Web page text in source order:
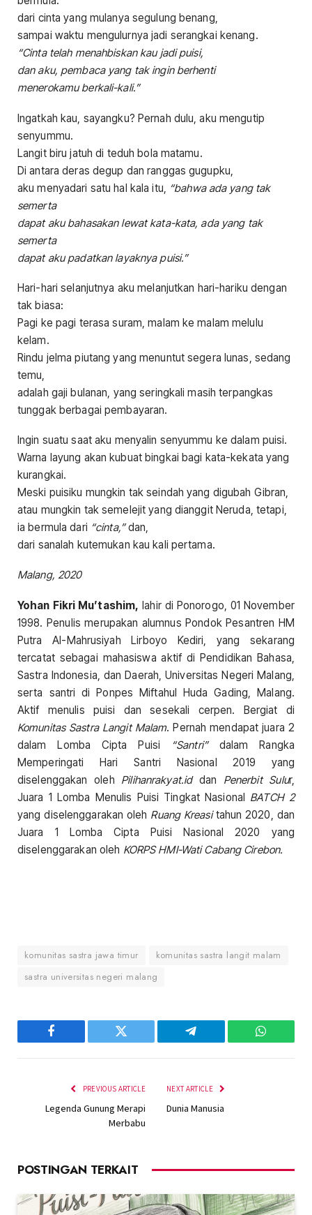
dari cinta yang mulanya segulung benang,
sampai waktu mengulurnya jadi serangkai kenang.
“Cinta telah menahbiskan kau jadi puisi,
dan aku, pembaca yang tak ingin berhenti
menerokamu berkali-kali.”
Ingatkah kau, sayangku? Pernah dulu, aku mengutip
senyummu.
Langit biru jatuh di teduh bola matamu.
Di antara deras degup dan ranggas gugupku,
aku menyadari satu hal kala itu, “bahwa ada yang tak
semerta
dapat aku bahasakan lewat kata-kata, ada yang tak
semerta
dapat aku padatkan layaknya puisi.”
Hari-hari selanjutnya aku melanjutkan hari-hariku dengan
tak biasa:
Pagi ke pagi terasa suram, malam ke malam melulu
kelam.
Rindu jelma piutang yang menuntut segera lunas, sedang
temu,
adalah gaji bulanan, yang seringkali masih terpangkas
tunggak berbagai pembayaran.
Ingin suatu saat aku menyalin senyummu ke dalam puisi.
Warna layung akan kubuat bingkai bagi kata-kekata yang
kurangkai.
Meski puisiku mungkin tak seindah yang digubah Gibran,
atau mungkin tak semelejit yang dianggit Neruda, tetapi,
ia bermula dari “cinta,”dan,
dari sanalah kutemukan kau kali pertama.
Malang, 2020
Yohan Fikri Mu’tashim, lahir di Ponorogo, 01 November
1998. Penulis merupakan alumnus Pondok Pesantren HM
Putra Al-Mahrusiyah Lirboyo Kediri, yang sekarang
tercatat sebagai mahasiswa aktif di Pendidikan Bahasa,
Sastra Indonesia, dan Daerah, Universitas Negeri Malang,
serta santri di Ponpes Miftahul Huda Gading, Malang.
Aktif menulis puisi dan sesekali cerpen. Bergiat di
Komunitas Sastra Langit Malam. Pernah mendapat juara 2
dalam Lomba Cipta Puisi
“Santri”dalam Rangka
Memperingati Hari Santri Nasional 2019 yang
diselenggakan oleh Pilihanrakyat.iddan Penerbit Sulur,
Juara 1 Lomba Menulis Puisi Tingkat Nasional BATCH 2
yang diselenggarakan oleh Ruang Kreasitahun 2020, dan
Juara 1 Lomba Cipta Puisi Nasional 2020 yang
diselenggarakan oleh KORPS HMI-Wati Cabang Cirebon.
komunitas sastra jawa timur
komunitas sastra langit malam
sastra universitas negeri malang
Facebook Twitter Telegram
PREVIOUS ARTICLE
Legenda Gunung Merapi
Merbabu
NEXT ARTICLE
Dunia Manusia
POSTINGAN TERKAIT